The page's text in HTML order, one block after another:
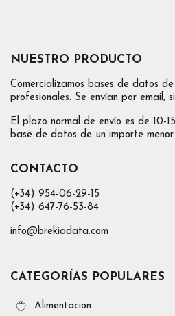
NUESTRO PRODUCTO
Comercializamos bases de datos
profesionales. Se envían por email,
El plazo normal de envío es de 10-
base de datos de un importe
CONTACTO
(+34) 954-06-29-15
(+34) 647-76-53-84
info@brekiadata.com
CATEGORÍAS POPULARES
Alimentacion